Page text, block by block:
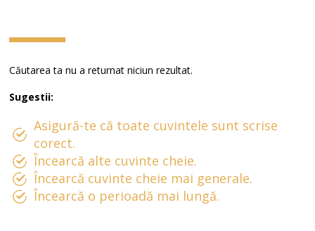
Căutarea ta nu a returnat niciun rezultat.
Sugestii:
Asigură-te că toate cuvintele sunt scrise
corect.
Încearcă alte cuvinte cheie.
Încearcă cuvinte cheie mai generale.
Încearcă o perioadă mai lungă.